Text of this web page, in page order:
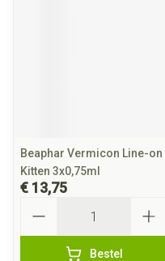
Beaphar Vermicon Line-on
Kitten 3x0,75ml
€ 13,75
Bestel